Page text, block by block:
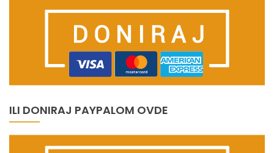
ILI DONIRAJ PAYPALOM OVDE